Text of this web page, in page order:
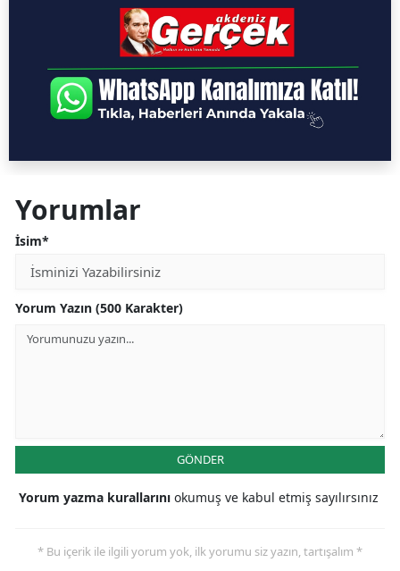
Yorumlar
İsim*
Yorum Yazın (500 Karakter)
GÖNDER
Yorum yazma kurallarını okumuş ve kabul etmiş sayılırsınız
* Bu içerik ile ilgili yorum yok, ilk yorumu siz yazın, tartışalım *